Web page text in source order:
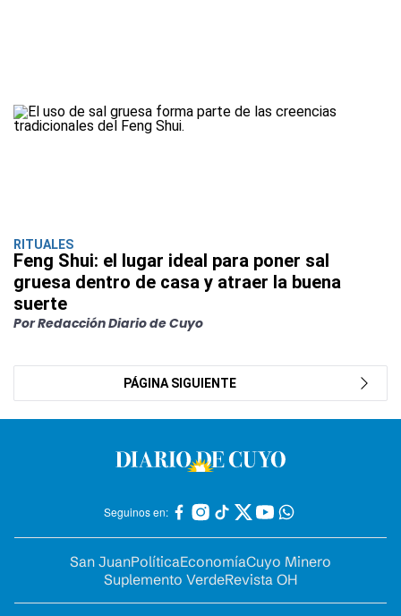
RITUALES
Feng Shui: el lugar ideal para poner sal
gruesa dentro de casa y atraer la buena
suerte
Por Redacción Diario de Cuyo
PÁGINA SIGUIENTE
Seguinos en:
San JuanPolíticaEconomíaCuyo Minero
Suplemento VerdeRevista OH